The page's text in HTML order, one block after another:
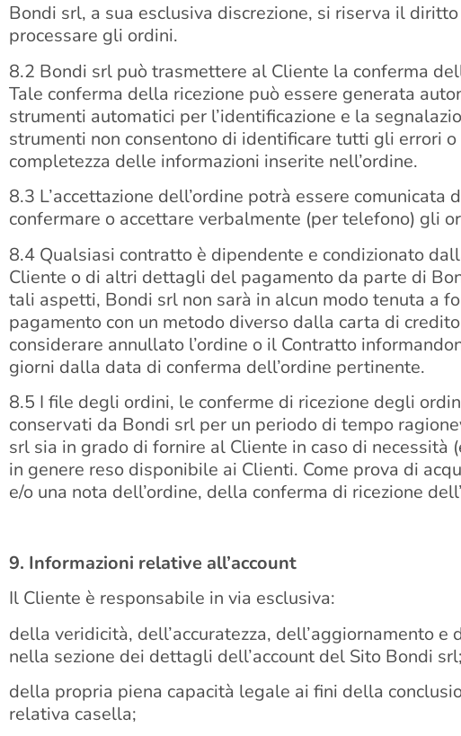
Bondi srl, a sua esclusiva discrezione, si riserva il
processare gli ordini.
8.2 Bondi srl può trasmettere al Cliente la conferma
Tale conferma della ricezione può essere generata
strumenti automatici per l’identificazione e la
strumenti non consentono di identificare tutti gli errori
completezza delle informazioni inserite nell’ordine.
8.3 L’accettazione dell’ordine potrà essere
confermare o accettare verbalmente (per telefono) gli
8.4 Qualsiasi contratto è dipendente e condizionato
Cliente o di altri dettagli del pagamento da parte di
tali aspetti, Bondi srl non sarà in alcun modo tenuta a
pagamento con un metodo diverso dalla carta di
considerare annullato l’ordine o il Contratto
giorni dalla data di conferma dell’ordine pertinente.
8.5 I file degli ordini, le conferme di ricezione degli
conservati da Bondi srl per un periodo di tempo
srl sia in grado di fornire al Cliente in caso di
in genere reso disponibile ai Clienti. Come prova di
e/o una nota dell’ordine, della conferma di ricezione
9. Informazioni relative all’account
Il Cliente è responsabile in via esclusiva:
della veridicità, dell’accuratezza, dell’aggiornamento
nella sezione dei dettagli dell’account del Sito Bondi srl;
della propria piena capacità legale ai fini della
relativa casella;